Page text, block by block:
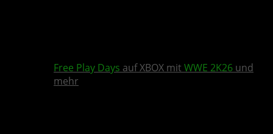
Free Play Days auf XBOX mit WWE 2K26 und
mehr